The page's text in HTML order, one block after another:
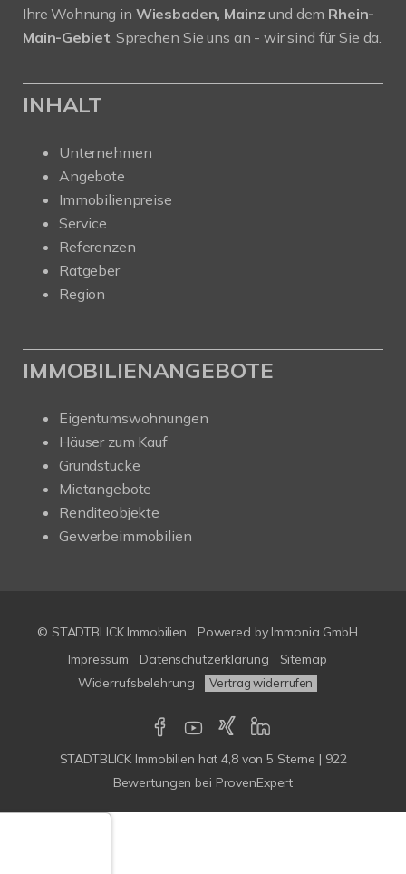
Ihre Wohnung in Wiesbaden, Mainzund dem Rhein-
Main-Gebiet. Sprechen Sie uns an - wir sind für Sie da.
INHALT
Unternehmen
Angebote
Immobilienpreise
Service
Referenzen
Ratgeber
Region
IMMOBILIENANGEBOTE
Eigentumswohnungen
Häuser zum Kauf
Grundstücke
Mietangebote
Renditeobjekte
Gewerbeimmobilien
© STADTBLICK Immobilien Powered by Immonia GmbH
Impressum
Datenschutzerklärung
Sitemap
Widerrufsbelehrung
Vertrag widerrufen
STADTBLICK Immobilien hat4,8von5 Sterne | 922
Bewertungen bei ProvenExpert